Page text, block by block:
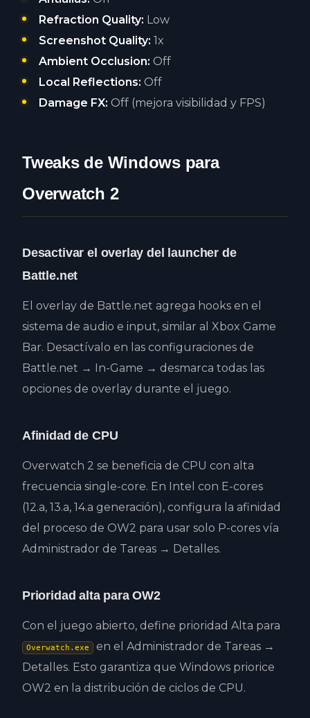
Refraction Quality: Low
Screenshot Quality: 1x
Ambient Occlusion: Off
Local Reflections: Off
Damage FX: Off (mejora visibilidad y FPS)
Tweaks de Windows para
Overwatch 2
Desactivar el overlay del launcher de
Battle.net
El overlay de Battle.net agrega hooks en el
sistema de audio e input, similar al Xbox Game
Bar. Desactívalo en las configuraciones de
Battle.net → In-Game → desmarca todas las
opciones de overlay durante el juego.
Afinidad de CPU
Overwatch 2 se beneficia de CPU con alta
frecuencia single-core. En Intel con E-cores
(12.a, 13.a, 14.a generación), configura la afinidad
del proceso de OW2 para usar solo P-cores vía
Administrador de Tareas → Detalles.
Prioridad alta para OW2
Con el juego abierto, define prioridad Alta para
Overwatch.exe en el Administrador de Tareas →
Detalles. Esto garantiza que Windows priorice
OW2 en la distribución de ciclos de CPU.